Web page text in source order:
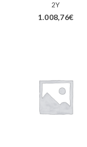
2Y
1.008,76€